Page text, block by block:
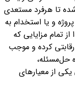
تا هرفرد مستعدی
و یا استخدام به
تمام مزایایی که
کرده و موجب
حل‌مسئله،
از معیارهای